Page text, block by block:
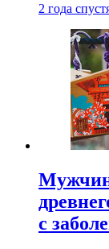
2 года
с